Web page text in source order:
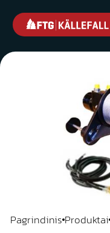
Pagrindinis Produktai